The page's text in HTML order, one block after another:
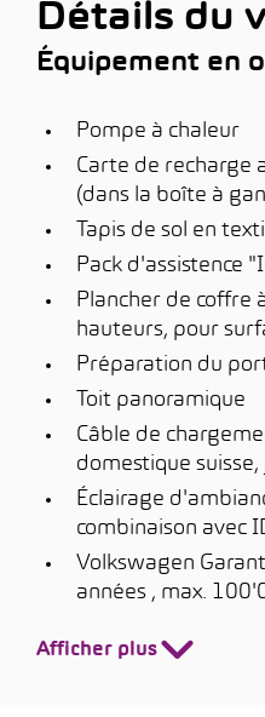
Détails du
Équipement en
Pompe à chaleur
Carte de recharge
(dans la boîte à
Tapis de sol en
Pack d'assistence
Plancher de coffre
hauteurs, pour
Préparation du
Toit panoramique
Câble de
domestique
Éclairage
combinaison avec
Volkswagen
années , max.
Afficher plus